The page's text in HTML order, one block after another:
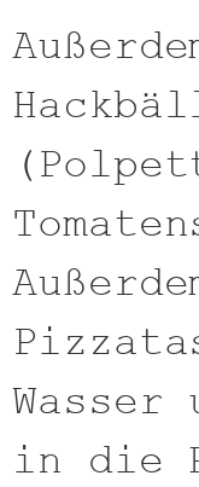
Wasser
in die